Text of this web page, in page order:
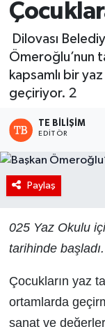
Dilovası
Ömeroğlu’nun
kapsamlı bir
geçiriyor. 2
TE BILIŞIM
EDITÖR
Paylaş
025 Yaz Okulu
tarihinde başladı.
Çocukların yaz
ortamlarda
sanat ve
Son Dakika
Haber Arşivi